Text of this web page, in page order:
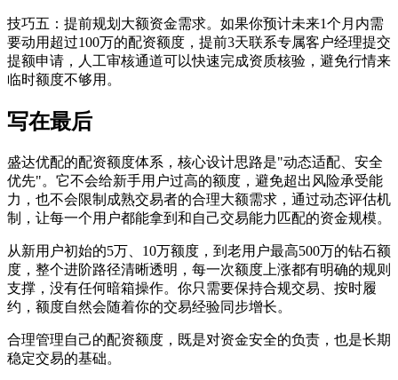
技巧五：提前规划大额资金需求。如果你预计未来1个月内需
要动用超过100万的配资额度，提前3天联系专属客户经理提交
提额申请，人工审核通道可以快速完成资质核验，避免行情来
临时额度不够用。
写在最后
盛达优配的配资额度体系，核心设计思路是"动态适配、安全
优先"。它不会给新手用户过高的额度，避免超出风险承受能
力，也不会限制成熟交易者的合理大额需求，通过动态评估机
制，让每一个用户都能拿到和自己交易能力匹配的资金规模。
从新用户初始的5万、10万额度，到老用户最高500万的钻石额
度，整个进阶路径清晰透明，每一次额度上涨都有明确的规则
支撑，没有任何暗箱操作。你只需要保持合规交易、按时履
约，额度自然会随着你的交易经验同步增长。
合理管理自己的配资额度，既是对资金安全的负责，也是长期
稳定交易的基础。